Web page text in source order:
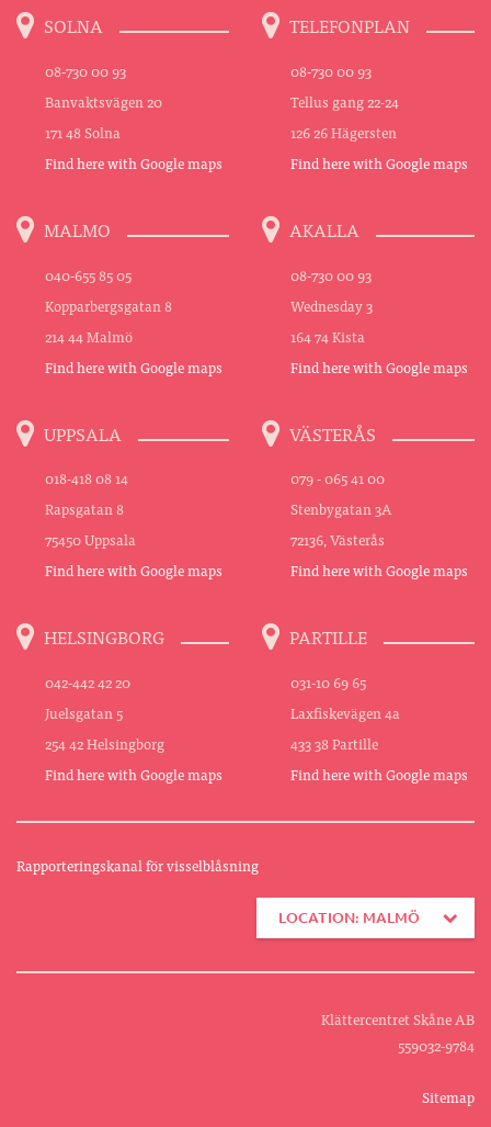
SOLNA
08-730 00 93
Banvaktsvägen 20
171 48 Solna
Find here with Google maps
TELEFONPLAN
08-730 00 93
Tellus gang 22-24
126 26 Hägersten
Find here with Google maps
MALMO
040-655 85 05
Kopparbergsgatan 8
214 44 Malmö
Find here with Google maps
AKALLA
08-730 00 93
Wednesday 3
164 74 Kista
Find here with Google maps
UPPSALA
018-418 08 14
Rapsgatan 8
75450 Uppsala
Find here with Google maps
VÄSTERÅS
079 - 065 41 00
Stenbygatan 3A
72136, Västerås
Find here with Google maps
HELSINGBORG
042-442 42 20
Juelsgatan 5
254 42 Helsingborg
Find here with Google maps
PARTILLE
031-10 69 65
Laxfiskevägen 4a
433 38 Partille
Find here with Google maps
Rapporteringskanal för visselblåsning
LOCATION: MALMÖ
Klättercentret Skåne AB
559032-9784
Sitemap